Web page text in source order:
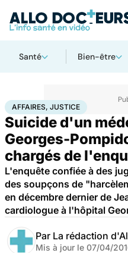
Santé Bien-être
AccueilSantéSociétéJustice
AFFAIRES, JUSTICE
Suicide d'un
Georges-
chargés de
L'enquête confiée à des
des soupçons de
en décembre dernier de
cardiologue à l'hôpital
Par La rédaction
Mis à jour le 07/04/